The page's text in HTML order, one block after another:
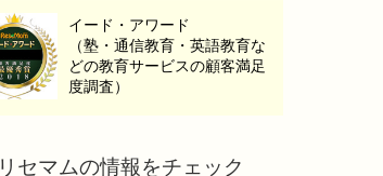
イード・アワード
（塾・通信教育・英語教育な
どの教育サービスの顧客満足
度調査）
リセマムの情報をチェック